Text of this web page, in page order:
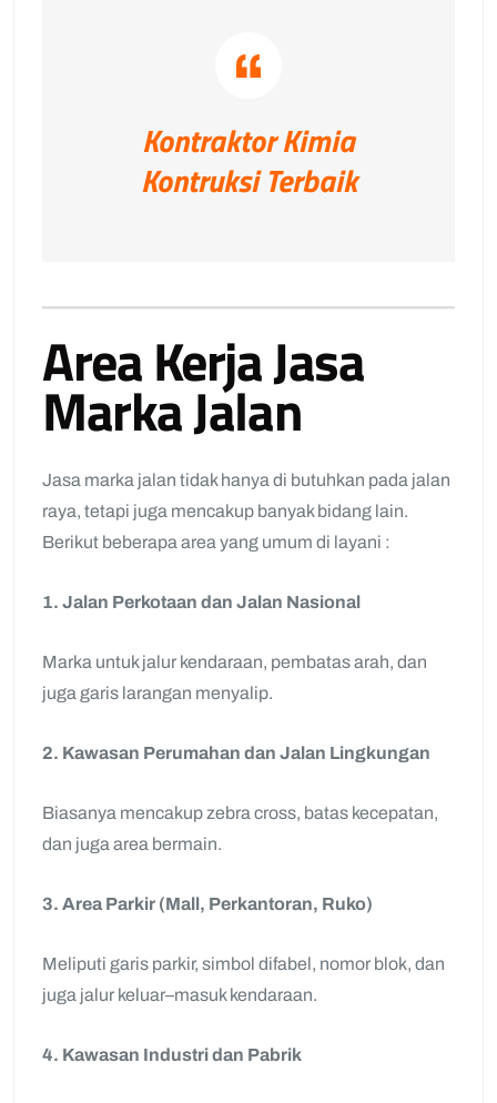
Kontraktor Kimia
Kontruksi Terbaik
Area Kerja Jasa
Marka Jalan
Jasa marka jalan tidak hanya di butuhkan pada jalan
raya, tetapi juga mencakup banyak bidang lain.
Berikut beberapa area yang umum di layani :
1. Jalan Perkotaan dan Jalan Nasional
Marka untuk jalur kendaraan, pembatas arah, dan
juga garis larangan menyalip.
2. Kawasan Perumahan dan Jalan Lingkungan
Biasanya mencakup zebra cross, batas kecepatan,
dan juga area bermain.
3. Area Parkir (Mall, Perkantoran, Ruko)
Meliputi garis parkir, simbol difabel, nomor blok, dan
juga jalur keluar–masuk kendaraan.
4. Kawasan Industri dan Pabrik